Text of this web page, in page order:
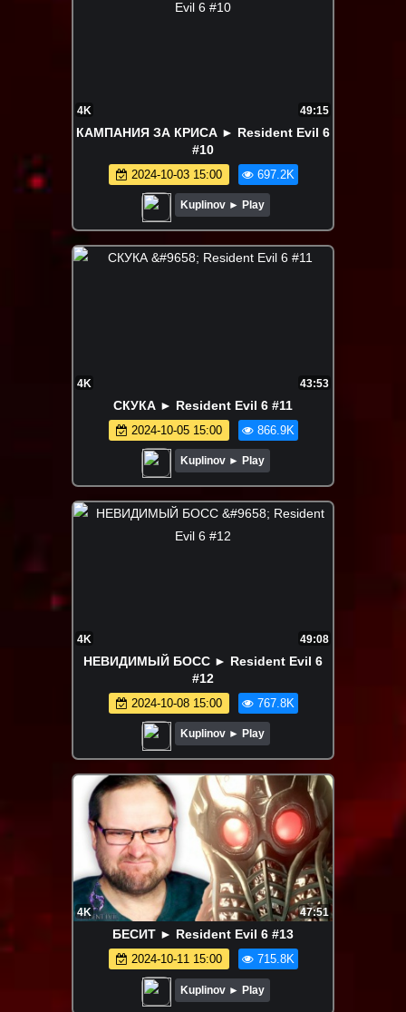
4K 49:15
КАМПАНИЯ ЗА КРИСА ► Resident Evil 6
#10
2024-10-03 15:00 697.2K
Kuplinov ► Play
4K 43:53
СКУКА ► Resident Evil 6 #11
2024-10-05 15:00 866.9K
Kuplinov ► Play
4K 49:08
НЕВИДИМЫЙ БОСС ► Resident Evil 6
#12
2024-10-08 15:00 767.8K
Kuplinov ► Play
4K 47:51
БЕСИТ ► Resident Evil 6 #13
2024-10-11 15:00 715.8K
Kuplinov ► Play